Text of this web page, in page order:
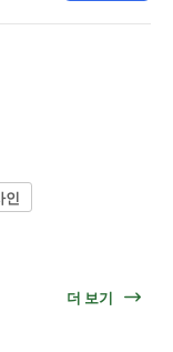
인
더 보기